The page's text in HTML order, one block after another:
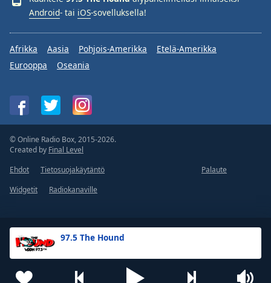
97.5 The Hound
Android- tai iOS-sovelluksella!
Afrikka Aasia Pohjois-Amerikka
Etelä-Amerikka
Eurooppa
Oseania
© Online Radio Box, 2015-2026.
Created by Final Level
Ehdot
Tietosuojakäytäntö
Palaute
Widgetit
Radiokanaville